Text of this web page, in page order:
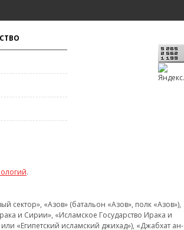
.
«Азов» (батальон «Азов», полк «Азов»),
и Сирии», «Исламское Государство Ирака и
«Египетский исламский джихад»), «Джабхат ан-